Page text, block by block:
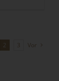
2 3 Vor